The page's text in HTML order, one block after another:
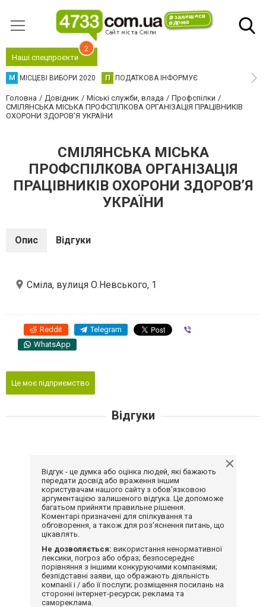
Наші спецпроєкти
2
М МІСЦЕВІ ВИБОРИ 2020 П ПОДАТКОВА ІНФОРМУЄ
Головна Довідник Міські служби, влада
Профспілки
СМІЛЯНСЬКА МІСЬКА ПРОФСПІЛКОВА ОРГАНІЗАЦІЯ ПРАЦІВНИКІВ
ОХОРОНИ ЗДОРОВ’Я УКРАЇНИ
СМІЛЯНСЬКА МІСЬКА
ПРОФСПІЛКОВА ОРГАНІЗАЦІЯ
ПРАЦІВНИКІВ ОХОРОНИ ЗДОРОВ’Я
УКРАЇНИ
Опис Відгуки
Сміла, вулиця О.Невського, 1
Reddit Telegram
WhatsApp
Це моє підприємство
Відгуки
Відгук - це думка або оцінка людей, які бажають
передати досвід або враження іншим
користувачам нашого сайту з обов'язковою
аргументацією залишеного відгука. Це допоможе
багатьом прийняти правильне рішення.
Коментарі призначені для спілкування та
обговорення, а також для роз'яснення питань, що
цікавлять.
Не дозволяється: використання ненормативної
лексики, погроз або образ; безпосереднє
порівняння з іншими конкуруючими компаніями;
безпідставні заяви, що ображають діяльність
компанії і / або її послуги; розміщення посилань на
сторонні інтернет-ресурси; реклама та
самореклама.